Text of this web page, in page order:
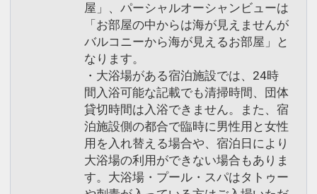
屋」、パーシャルオーシャンビューは
「お部屋の中からは海が見えませんが
バルコニーから海が見えるお部屋」と
なります。
・大浴場がある宿泊施設では、24時
間入浴可能な記載でも清掃時間、団体
貸切時間は入浴できません。また、宿
泊施設側の都合で臨時に男性用と女性
用を入れ替える場合や、宿泊日により
大浴場の利用ができない場合もありま
す。大浴場・プール・スパはタトゥー